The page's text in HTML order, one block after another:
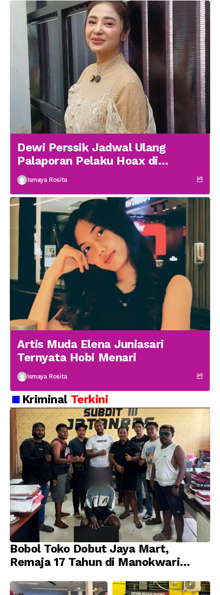
Dewi Perssik Jadwal Ulang
Palaporan Pelaku Hoax di
Medsos
Ismaya Rosita
Artis Muda Elena Juniasari
Ternyata Hobi Menari
Ismaya Rosita
Kriminal Terkini
Bobol Toko Dobut Jaya Mart,
Remaja 17 Tahun di Manokwari
Jatanras Polda Papua Barat